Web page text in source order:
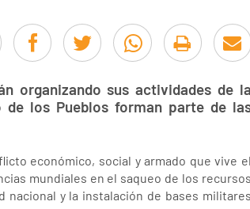
organizando sus actividades de la
de los Pueblos forman parte de
económico, social y armado que vive el
mundiales en el saqueo de los recursos
nacional y la instalación de bases militares